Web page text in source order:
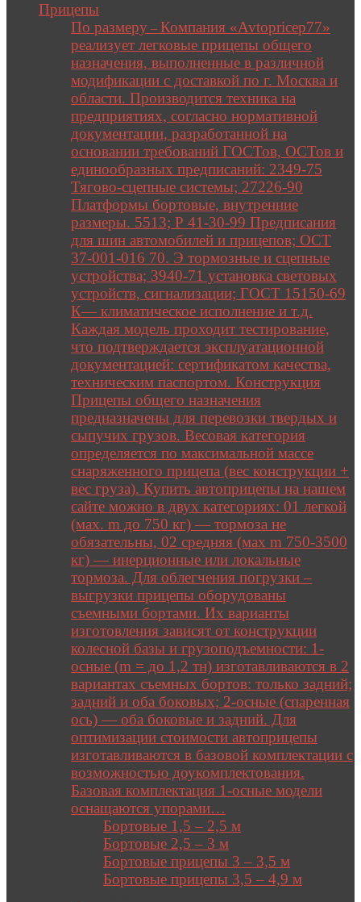
Прицепы
По размеру – Компания «Avtopricep77»
реализует легковые прицепы общего
назначения, выполненные в различной
модификации с доставкой по г. Москва и
области. Производится техника на
предприятиях, согласно нормативной
документации, разработанной на
основании требований ГОСТов, ОСТов и
единообразных предписаний: 2349-75
Тягово-сцепные системы; 27226-90
Платформы бортовые, внутренние
размеры. 5513; Р 41-30-99 Предписания
для шин автомобилей и прицепов; ОСТ
37-001-016 70. Э тормозные и сцепные
устройства; 3940-71 установка световых
устройств, сигнализации; ГОСТ 15150-69
К— климатическое исполнение и т.д.
Каждая модель проходит тестирование,
что подтверждается эксплуатационной
документацией: сертификатом качества,
техническим паспортом. Конструкция
Прицепы общего назначения
предназначены для перевозки твердых и
сыпучих грузов. Весовая категория
определяется по максимальной массе
снаряженного прицепа (вес конструкции +
вес груза). Купить автоприцепы на нашем
сайте можно в двух категориях: 01 легкой
(мах. m до 750 кг) — тормоза не
обязательны, 02 средняя (мах m 750-3500
кг) — инерционные или локальные
тормоза. Для облегчения погрузки –
выгрузки прицепы оборудованы
съемными бортами. Их варианты
изготовления зависят от конструкции
колесной базы и грузоподъемности: 1-
осные (m = до 1,2 тн) изготавливаются в 2
вариантах съемных бортов: только задний;
задний и оба боковых; 2-осные (спаренная
ось) — оба боковые и задний. Для
оптимизации стоимости автоприцепы
изготавливаются в базовой комплектации с
возможностью доукомплектования.
Базовая комплектация 1-осные модели
оснащаются упорами…
Бортовые 1,5 – 2,5 м
Бортовые 2,5 – 3 м
Бортовые прицепы 3 – 3,5 м
Бортовые прицепы 3,5 – 4,9 м